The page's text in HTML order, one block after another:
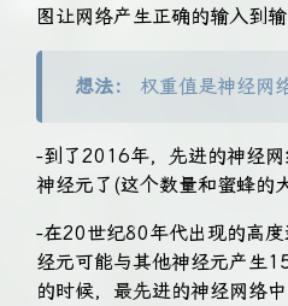
图让网络产生正确的输入到输
想法： 权重值是神经网
-到了2016年，先进的神经
神经元了(这个数量和蜜蜂的
-在20世纪80年代出现的高
经元可能与其他神经元产生
的时候，最先进的神经网络